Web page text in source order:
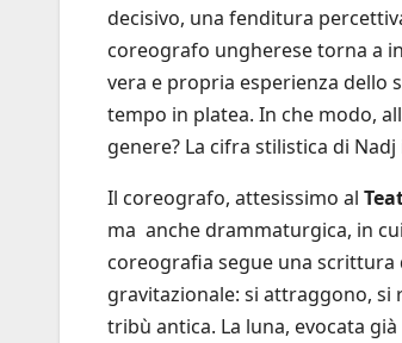
decisivo, una fenditura
coreografo ungherese torna a
vera e propria esperienza dello
tempo in platea. In che modo,
genere? La cifra stilistica di
Il coreografo, attesissimo al
ma anche drammaturgica, in
coreografia segue una
gravitazionale: si attraggono,
tribù antica. La luna, evocata